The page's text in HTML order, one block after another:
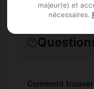
majeur(e) et
nécessaires.
Comment